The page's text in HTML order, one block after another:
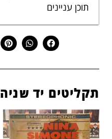
תוכן עניינים
תקליטים יד שניה